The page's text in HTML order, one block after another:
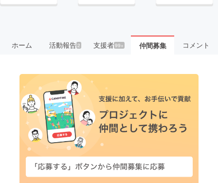
ホーム 活動報告2 支援者99+ 仲間募集 コメント